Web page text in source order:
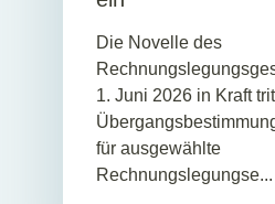
Die Novelle des
1. Juni 2026 in Kraft
für ausgewählte
Rechnungslegungse...